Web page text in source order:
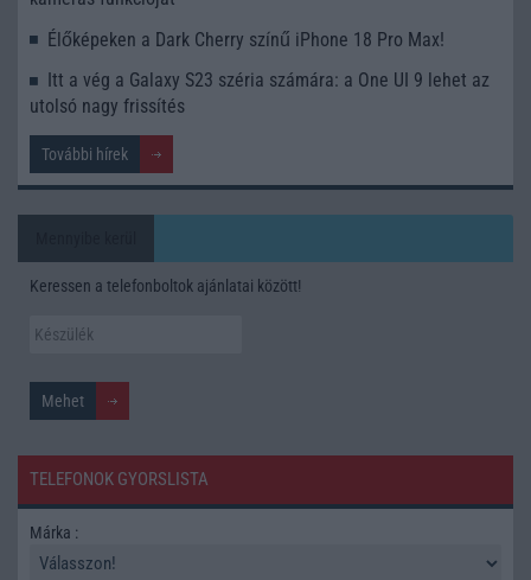
Élőképeken a Dark Cherry színű iPhone 18 Pro Max!
Itt a vég a Galaxy S23 széria számára: a One UI 9 lehet az
utolsó nagy frissítés
További hírek
Keressen a telefonboltok ajánlatai között!
TELEFONOK GYORSLISTA
Márka :